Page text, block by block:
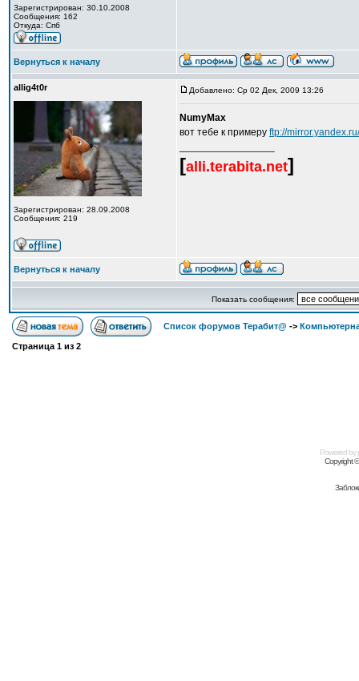
Зарегистрирован: 30.10.2008
Сообщения: 162
Откуда: Спб
Вернуться к началу
allig4t0r
Зарегистрирован: 28.09.2008
Сообщения: 219
Добавлено: Ср 02 Дек, 2009 13:26
NumyMax
вот тебе к примеру ftp://
[alli.terabita.net]
Вернуться к началу
Показать сообщения:
Список форумов Терабит@ ->
Страница 1 из 2
Powered by
Copyright